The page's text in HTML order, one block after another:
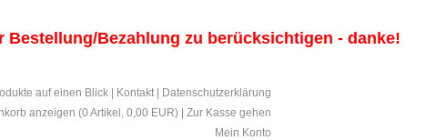
Bestellung/Bezahlung zu berücksichtigen - danke!
auf einen Blick Kontakt
Datenschutzerklärung
anzeigen (0 Artikel, 0,00 EUR)
Zur Kasse gehen
Mein Konto